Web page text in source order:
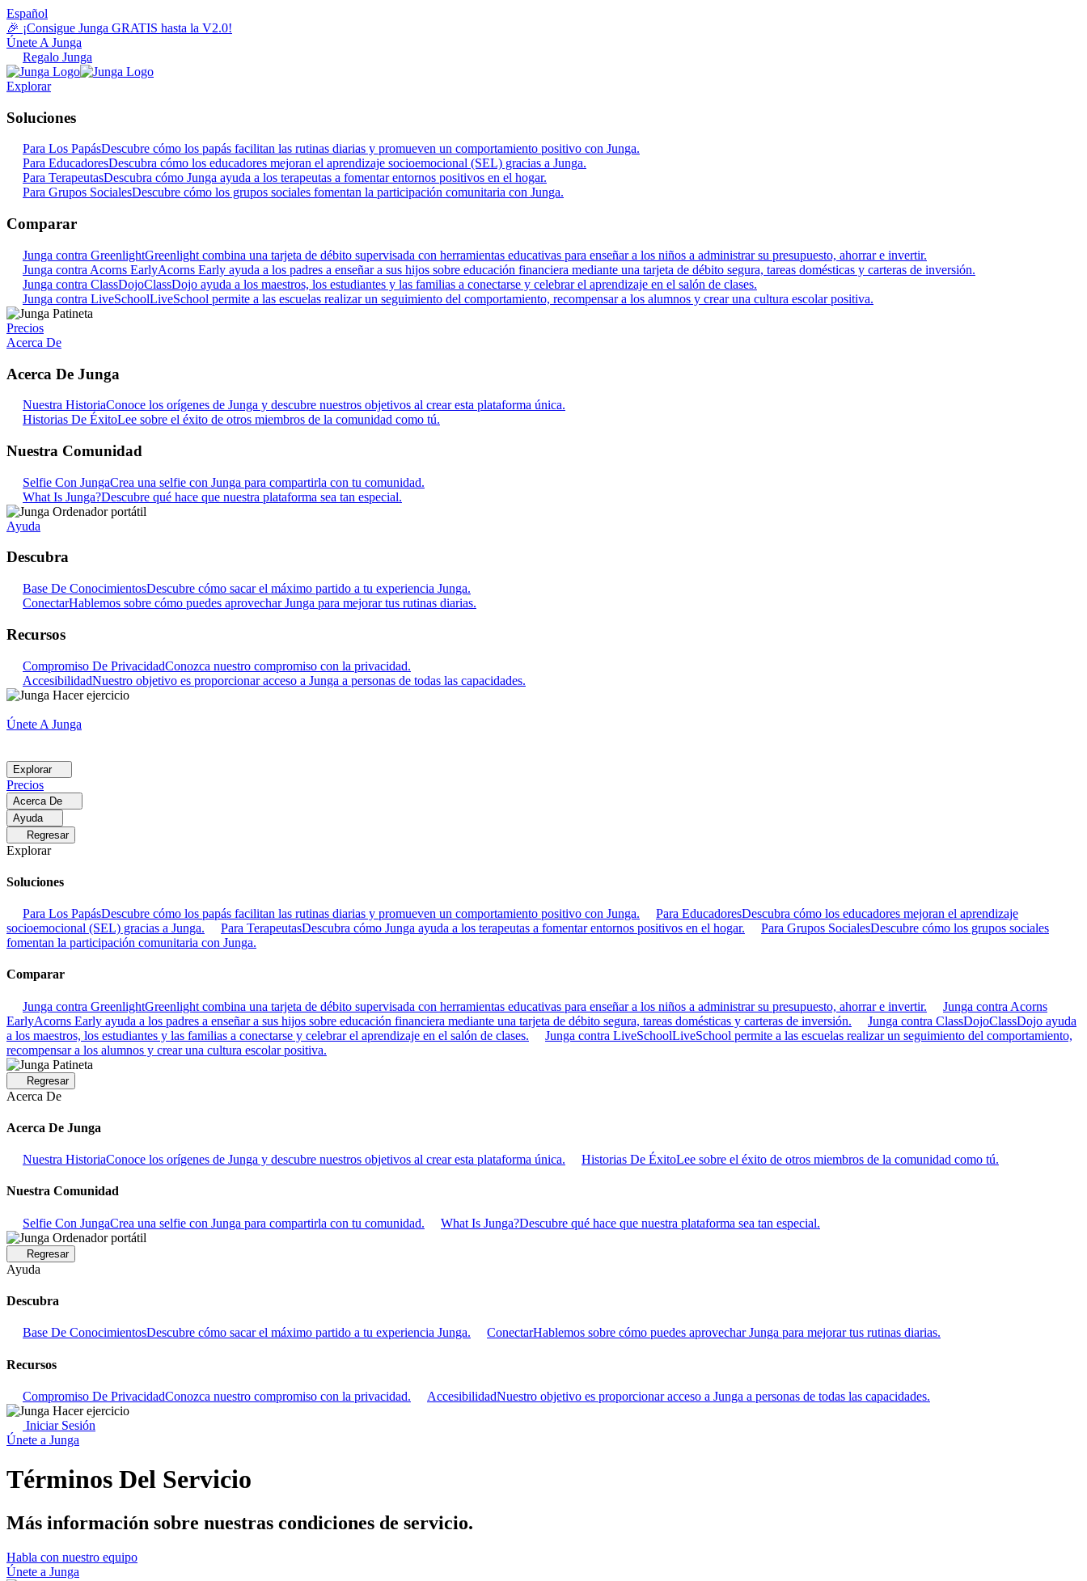
Español
🎉 ¡Consigue Junga GRATIS hasta la V2.0!
Únete A Junga
Regalo Junga
Explorar
Soluciones
Para Los PapásDescubre cómo los papás facilitan las rutinas diarias y promueven un comportamiento positivo con Junga.
Para EducadoresDescubra cómo los educadores mejoran el aprendizaje socioemocional (SEL) gracias a Junga.
Para TerapeutasDescubra cómo Junga ayuda a los terapeutas a fomentar entornos positivos en el hogar.
Para Grupos SocialesDescubre cómo los grupos sociales fomentan la participación comunitaria con Junga.
Comparar
Junga contra GreenlightGreenlight combina una tarjeta de débito supervisada con herramientas educativas para enseñar a los niños a administrar su presupuesto, ahorrar e invertir.
Junga contra Acorns EarlyAcorns Early ayuda a los padres a enseñar a sus hijos sobre educación financiera mediante una tarjeta de débito segura, tareas domésticas y carteras de inversión.
Junga contra ClassDojoClassDojo ayuda a los maestros, los estudiantes y las familias a conectarse y celebrar el aprendizaje en el salón de clases.
Junga contra LiveSchoolLiveSchool permite a las escuelas realizar un seguimiento del comportamiento, recompensar a los alumnos y crear una cultura escolar positiva.
Precios
Acerca De
Acerca De Junga
Nuestra HistoriaConoce los orígenes de Junga y descubre nuestros objetivos al crear esta plataforma única.
Historias De ÉxitoLee sobre el éxito de otros miembros de la comunidad como tú.
Nuestra Comunidad
Selfie Con JungaCrea una selfie con Junga para compartirla con tu comunidad.
What Is Junga?Descubre qué hace que nuestra plataforma sea tan especial.
Ayuda
Descubra
Base De ConocimientosDescubre cómo sacar el máximo partido a tu experiencia Junga.
ConectarHablemos sobre cómo puedes aprovechar Junga para mejorar tus rutinas diarias.
Recursos
Compromiso De PrivacidadConozca nuestro compromiso con la privacidad.
AccesibilidadNuestro objetivo es proporcionar acceso a Junga a personas de todas las capacidades.
Únete A Junga
Explorar
Precios
Acerca De
Ayuda
Regresar
Explorar
Soluciones
Para Los PapásDescubre cómo los papás facilitan las rutinas diarias y promueven un comportamiento positivo con Junga. Para EducadoresDescubra cómo los educadores mejoran el aprendizaje
socioemocional (SEL) gracias a Junga.
Para TerapeutasDescubra cómo Junga ayuda a los terapeutas a fomentar entornos positivos en el hogar. Para Grupos SocialesDescubre cómo los grupos sociales
fomentan la participación comunitaria con Junga.
Comparar
Junga contra GreenlightGreenlight combina una tarjeta de débito supervisada con herramientas educativas para enseñar a los niños a administrar su presupuesto, ahorrar e invertir.
Junga contra Acorns
EarlyAcorns Early ayuda a los padres a enseñar a sus hijos sobre educación financiera mediante una tarjeta de débito segura, tareas domésticas y carteras de inversión. Junga contra ClassDojoClassDojo ayuda
a los maestros, los estudiantes y las familias a conectarse y celebrar el aprendizaje en el salón de clases.
Junga contra LiveSchoolLiveSchool permite a las escuelas realizar un seguimiento del comportamiento,
recompensar a los alumnos y crear una cultura escolar positiva.
Regresar
Acerca De
Acerca De Junga
Nuestra HistoriaConoce los orígenes de Junga y descubre nuestros objetivos al crear esta plataforma única. Historias De ÉxitoLee sobre el éxito de otros miembros de la comunidad como tú.
Nuestra Comunidad
Selfie Con JungaCrea una selfie con Junga para compartirla con tu comunidad. What Is Junga?Descubre qué hace que nuestra plataforma sea tan especial.
Regresar
Ayuda
Descubra
Base De ConocimientosDescubre cómo sacar el máximo partido a tu experiencia Junga. ConectarHablemos sobre cómo puedes aprovechar Junga para mejorar tus rutinas diarias.
Recursos
Compromiso De PrivacidadConozca nuestro compromiso con la privacidad. AccesibilidadNuestro objetivo es proporcionar acceso a Junga a personas de todas las capacidades.
Iniciar Sesión
Únete a Junga
Términos Del Servicio
Más información sobre nuestras condiciones de servicio.
Habla con nuestro equipo
Únete a Junga